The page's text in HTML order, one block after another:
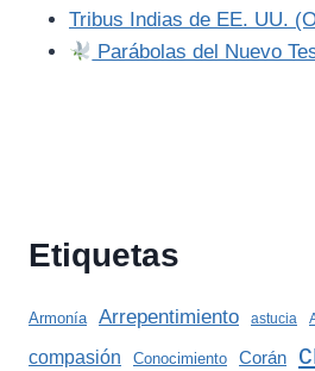
Tribus Indias de EE. UU.
Parábolas del Nuevo
Etiquetas
Armonía Arrepentimiento astucia
compasión Conocimiento Corán